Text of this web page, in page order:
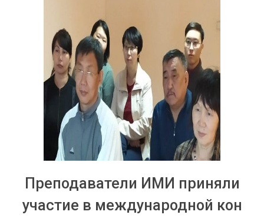
Преподаватели ИМИ приняли
участие в международной кон